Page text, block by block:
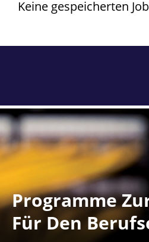
Keine gespeicherten
Programme
Für Den